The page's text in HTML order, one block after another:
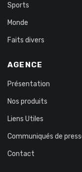
Sports
Monde
Faits divers
AGENCE
Présentation
Nos produits
Liens Utiles
Communiqués de
Contact